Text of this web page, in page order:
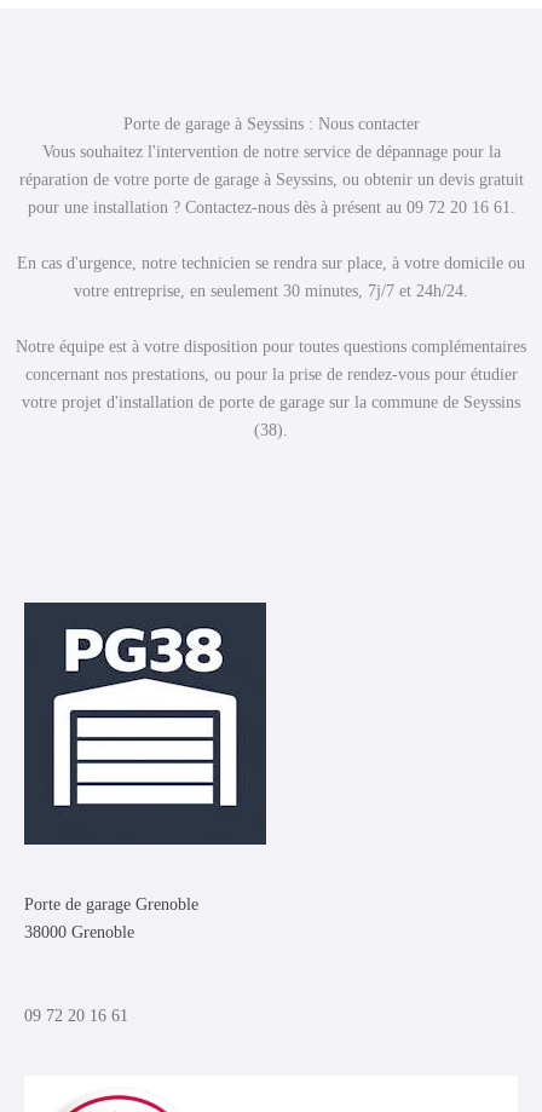
Porte de garage à Seyssins : Nous contacter
Vous souhaitez l'intervention de notre service de dépannage pour la
réparation de votre porte de garage à Seyssins, ou obtenir un devis gratuit
pour une installation ? Contactez-nous dès à présent au 09 72 20 16 61.
En cas d'urgence, notre technicien se rendra sur place, à votre domicile ou
votre entreprise, en seulement 30 minutes, 7j/7 et 24h/24.
Notre équipe est à votre disposition pour toutes questions complémentaires
concernant nos prestations, ou pour la prise de rendez-vous pour étudier
votre projet d'installation de porte de garage sur la commune de Seyssins
(38).
Porte de garage Grenoble
38000 Grenoble
09 72 20 16 61